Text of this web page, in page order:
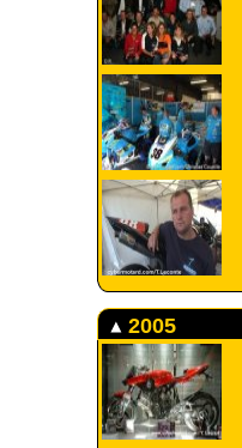
2005